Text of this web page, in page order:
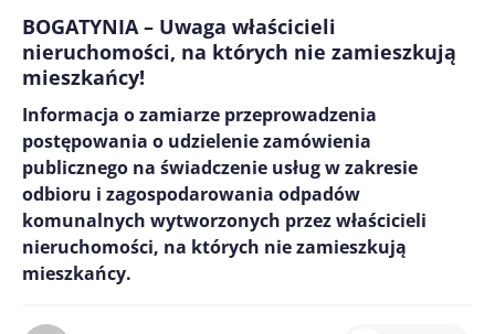
BOGATYNIA – Uwaga właścicieli
nieruchomości, na których nie zamieszkują
mieszkańcy!
Informacja o zamiarze przeprowadzenia
postępowania o udzielenie zamówienia
publicznego na świadczenie usług w zakresie
odbioru i zagospodarowania odpadów
komunalnych wytworzonych przez właścicieli
nieruchomości, na których nie zamieszkują
mieszkańcy.